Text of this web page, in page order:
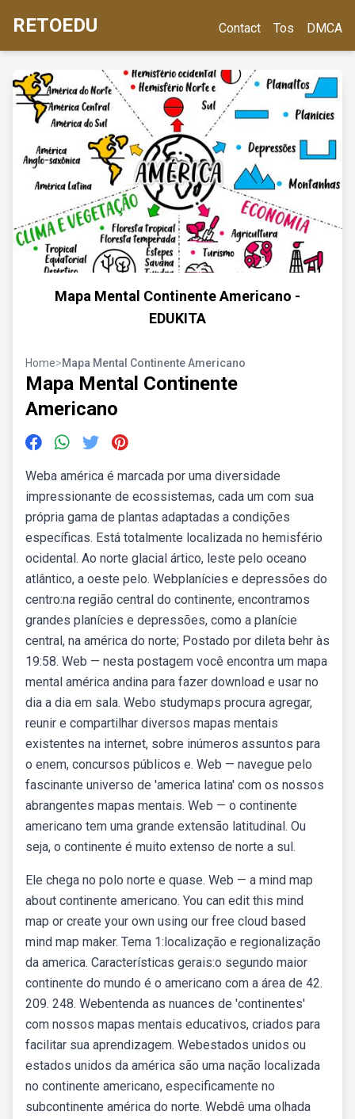
RETOEDU Contact Tos DMCA
Mapa Mental Continente Americano -
EDUKITA
Home>Mapa Mental Continente Americano
Mapa Mental Continente
Americano
Weba américa é marcada por uma diversidade
impressionante de ecossistemas, cada um com sua
própria gama de plantas adaptadas a condições
específicas. Está totalmente localizada no hemisfério
ocidental. Ao norte glacial ártico, leste pelo oceano
atlântico, a oeste pelo. Webplanícies e depressões do
centro:na região central do continente, encontramos
grandes planícies e depressões, como a planície
central, na américa do norte; Postado por dileta behr às
19:58. Web — nesta postagem você encontra um mapa
mental américa andina para fazer download e usar no
dia a dia em sala. Webo studymaps procura agregar,
reunir e compartilhar diversos mapas mentais
existentes na internet, sobre inúmeros assuntos para
o enem, concursos públicos e. Web — navegue pelo
fascinante universo de 'america latina' com os nossos
abrangentes mapas mentais. Web — o continente
americano tem uma grande extensão latitudinal. Ou
seja, o continente é muito extenso de norte a sul.
Ele chega no polo norte e quase. Web — a mind map
about continente americano. You can edit this mind
map or create your own using our free cloud based
mind map maker. Tema 1:localização e regionalização
da america. Características gerais:o segundo maior
continente do mundo é o americano com a área de 42.
209. 248. Webentenda as nuances de 'continentes'
com nossos mapas mentais educativos, criados para
facilitar sua aprendizagem. Webestados unidos ou
estados unidos da américa são uma nação localizada
no continente americano, especificamente no
subcontinente américa do norte. Webdê uma olhada